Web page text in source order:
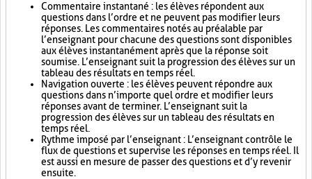
Commentaire instantané : les élèves répondent aux
questions dans l’ordre et ne peuvent pas modifier leurs
réponses. Les commentaires notés au préalable par
l’enseignant pour chacune des questions sont disponibles
aux élèves instantanément après que la réponse soit
soumise. L’enseignant suit la progression des élèves sur un
tableau des résultats en temps réel.
Navigation ouverte : les élèves peuvent répondre aux
questions dans n’importe quel ordre et modifier leurs
réponses avant de terminer. L’enseignant suit la
progression des élèves sur un tableau des résultats en
temps réel.
Rythme imposé par l’enseignant : L’enseignant contrôle le
flux de questions et supervise les réponses en temps réel. Il
est aussi en mesure de passer des questions et d’y revenir
ensuite.